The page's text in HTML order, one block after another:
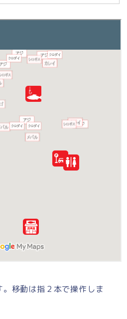
移動は指２本で操作しま